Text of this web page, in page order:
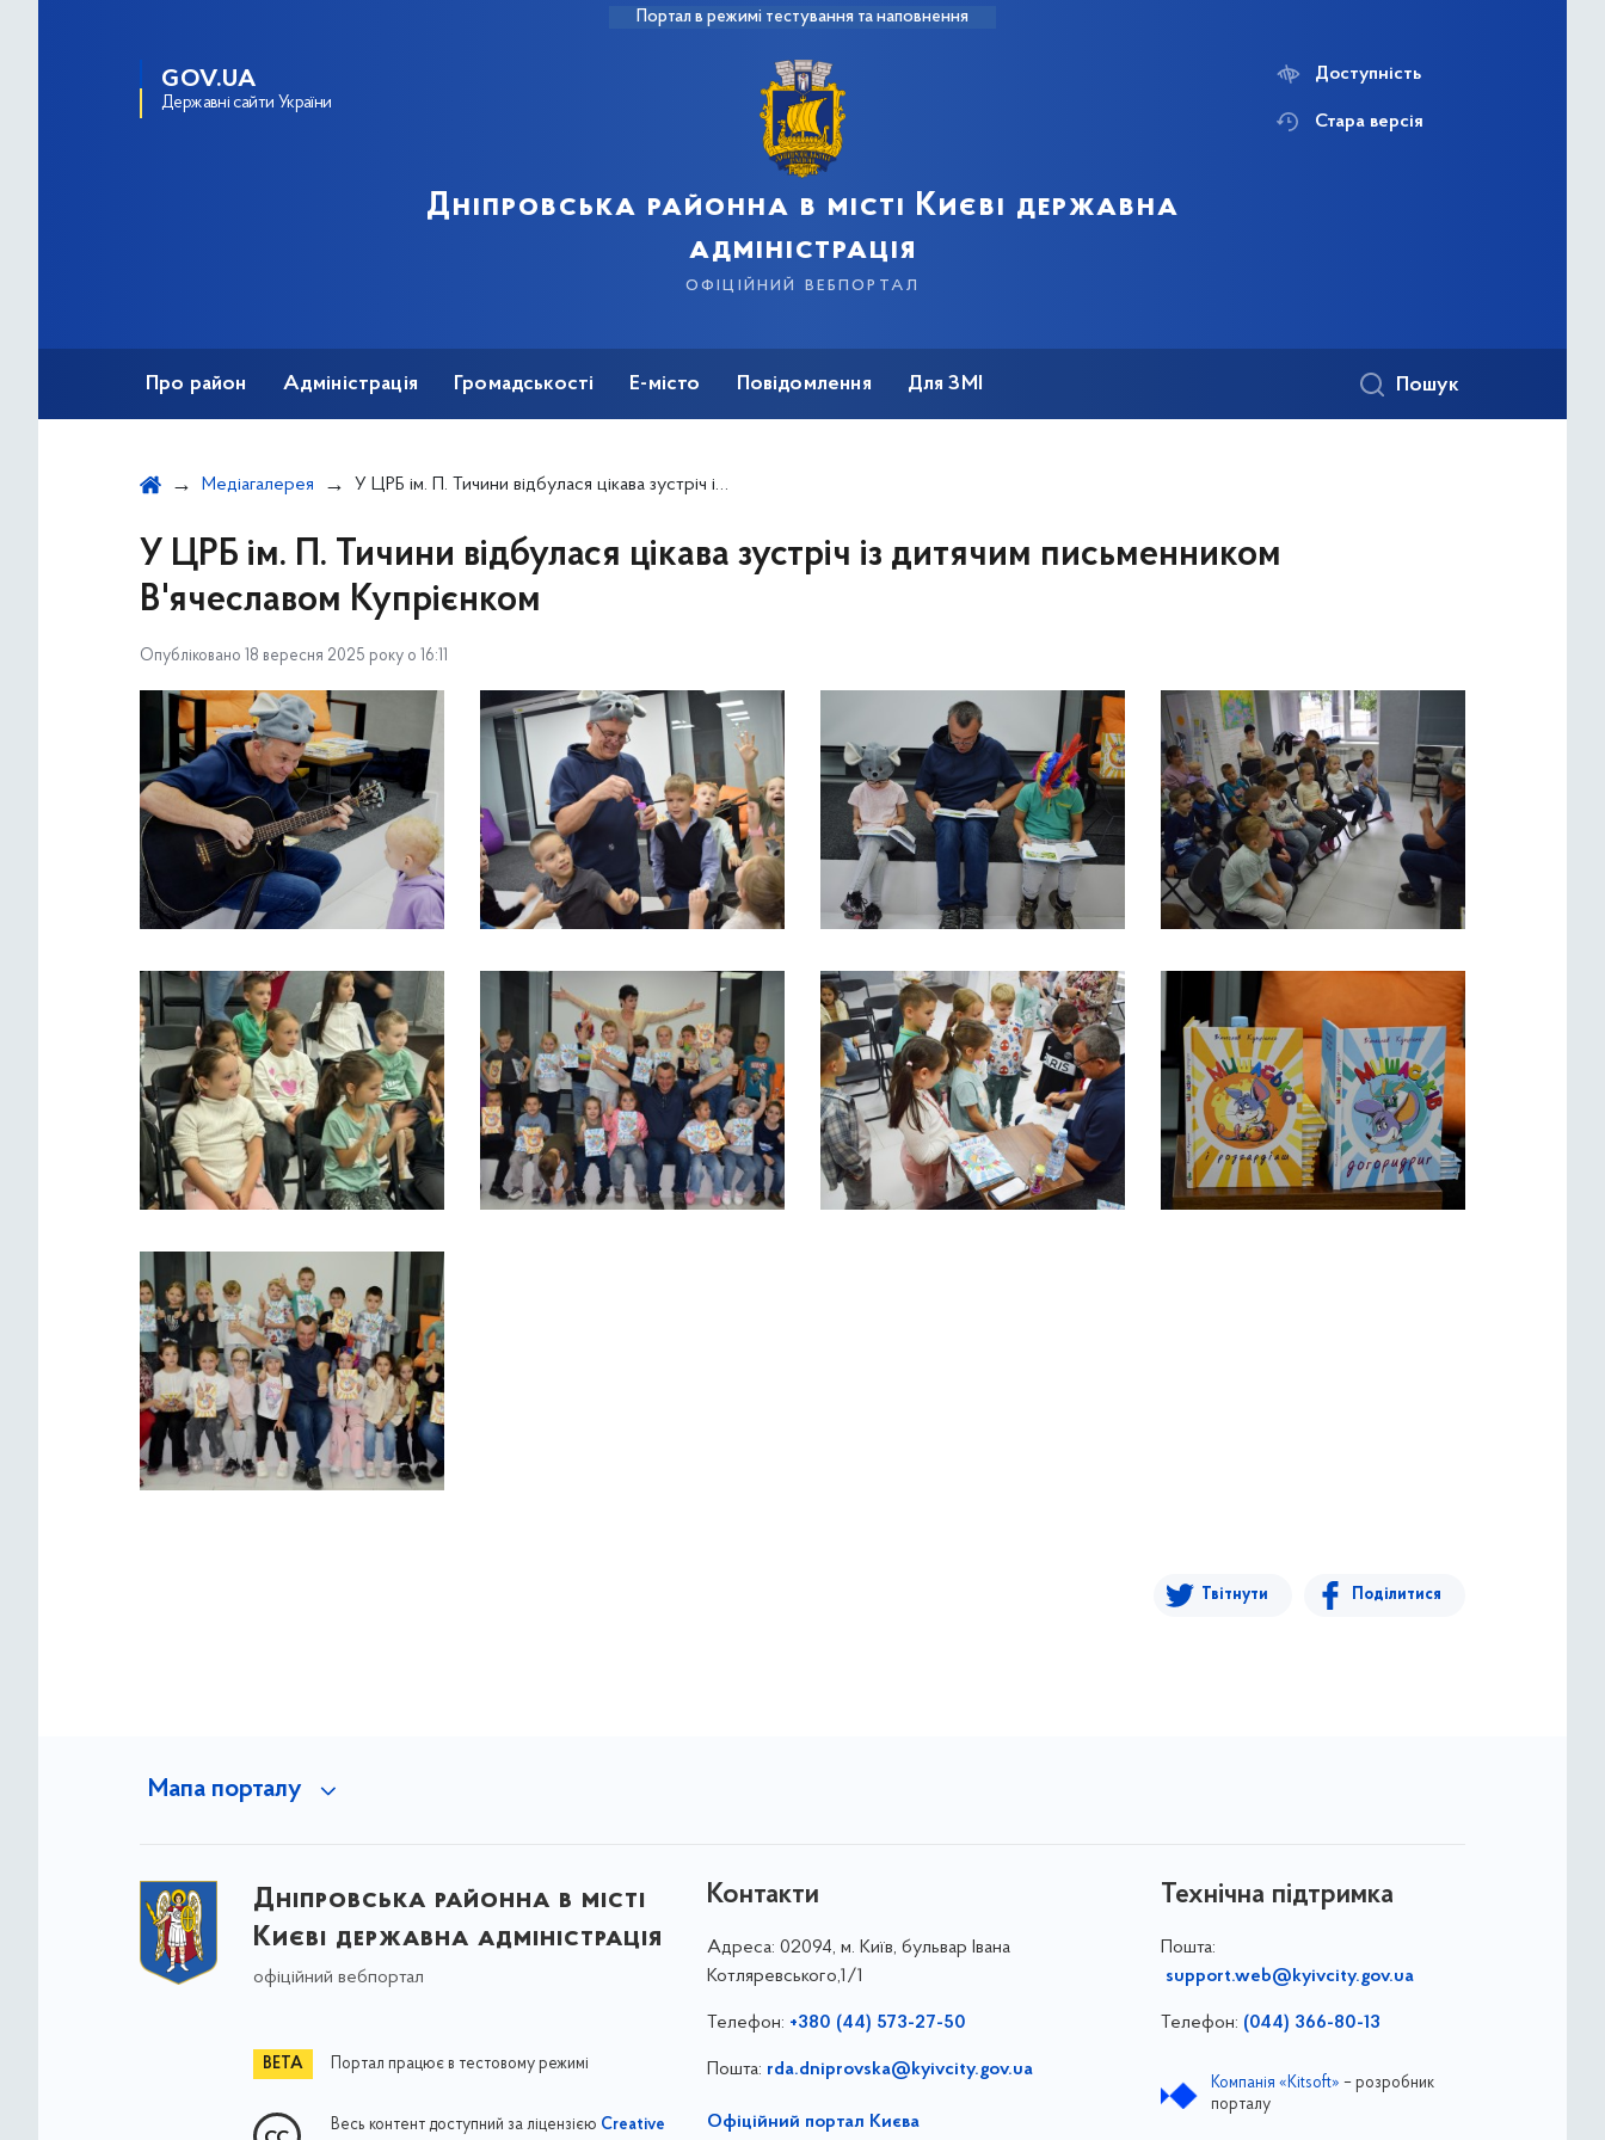
Портал в режимі тестування та наповнення
GOV.UA
Державні сайти України
Дніпровська районна в місті Києві державна
адміністрація
офіційний вебпортал
Доступність
Стара версія
Про район Адміністрація Громадськості Е-місто Повідомлення Для ЗМІ Пошук
Медіагалерея У ЦРБ ім. П. Тичини відбулася цікава зустріч із дитячим письменником В'ячеславом Купрієнком
У ЦРБ ім. П. Тичини відбулася цікава зустріч із дитячим письменником
В'ячеславом Купрієнком
Опубліковано 18 вересня 2025 року о 16:11
Твітнути Поділитися
Мапа порталу
Дніпровська районна в місті
Києві державна адміністрація
офіційний вебпортал
Портал працює в тестовому режимі
Весь контент доступний за ліцензією Creative
Контакти
Адреса: 02094, м. Київ, бульвар Івана
Котляревського,1/1
Телефон: +380 (44) 573-27-50
Пошта: rda.dniprovska@kyivcity.gov.ua
Офіційний портал Києва
Технічна підтримка
Пошта:
support.web@kyivcity.gov.ua
Телефон: (044) 366-80-13
Компанія «Kitsoft» – розробник
порталу